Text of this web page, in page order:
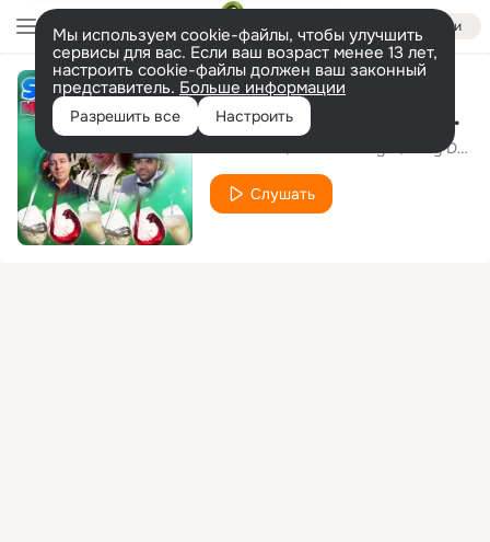
Войти
Мы используем cookie-файлы, чтобы улучшить
сервисы для вас. Если ваш возраст менее 13 лет,
настроить cookie-файлы должен ваш законный
представитель. Больше информации
Разрешить все Настроить Tata Socru, Tata Socru
Rudy De La Valcea
Слушать